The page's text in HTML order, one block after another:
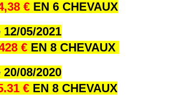
€ EN 6 CHEVAUX
12/05/2021
€ EN 8 CHEVAUX
20/08/2020
€ EN 8 CHEVAUX